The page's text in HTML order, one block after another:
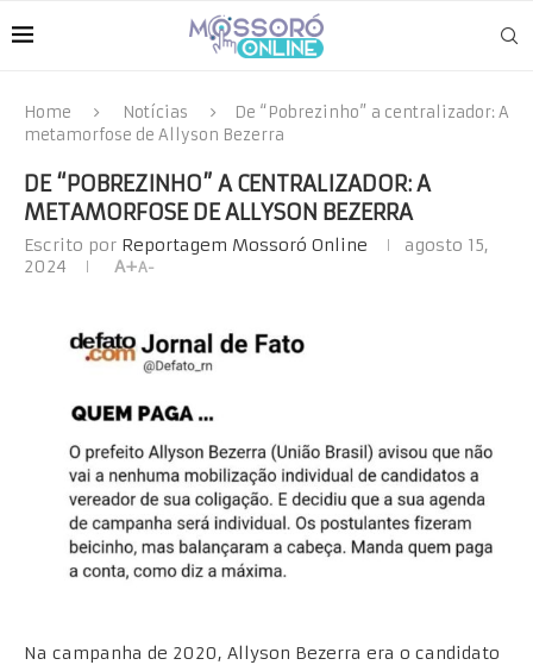
Home Notícias
De “Pobrezinho” a centralizador: A
metamorfose de Allyson Bezerra
DE “POBREZINHO” A CENTRALIZADOR: A
METAMORFOSE DE ALLYSON BEZERRA
Escrito por Reportagem Mossoró Online
agosto 15,
2024
A+A-
Na campanha de 2020, Allyson Bezerra era o candidato